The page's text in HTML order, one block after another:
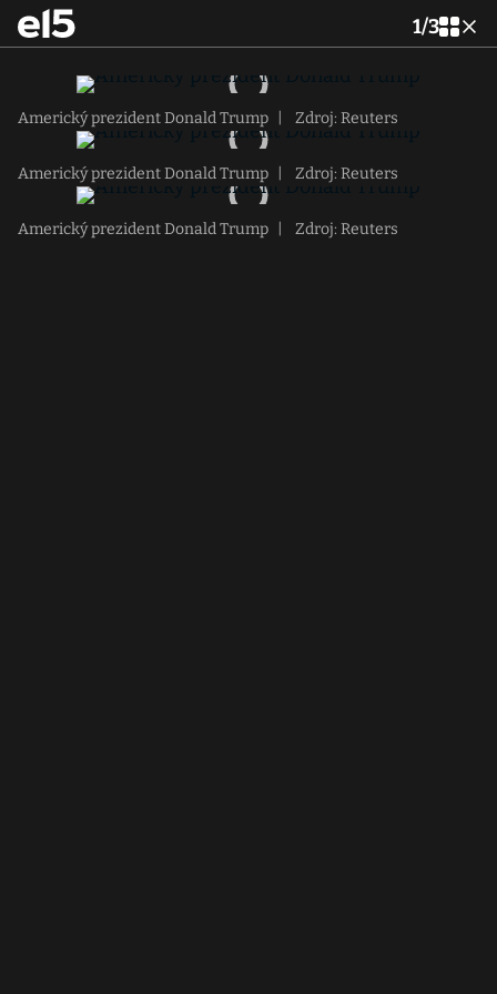
1/3
Americký prezident Donald Trump Zdroj: Reuters
Americký prezident Donald Trump Zdroj: Reuters
Americký prezident Donald Trump Zdroj: Reuters